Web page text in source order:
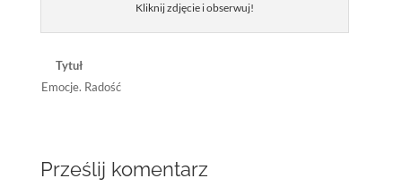
Kliknij zdjęcie i obserwuj!
Tytuł
Emocje. Radość
Prześlij komentarz